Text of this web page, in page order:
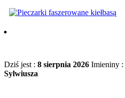
Dziś jest : 8 sierpnia 2026 Imieniny :
Sylwiusza